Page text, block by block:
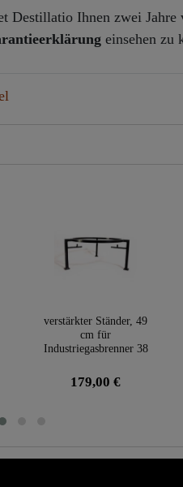
Destillatio Ihnen zwei
einsehen zu
verstärkter Ständer, 49
cm für
Industriegasbrenner 38
179,00 €